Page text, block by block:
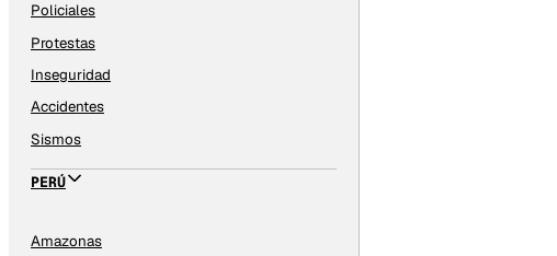
Policiales
Protestas
Inseguridad
Accidentes
Sismos
PERÚ
Amazonas